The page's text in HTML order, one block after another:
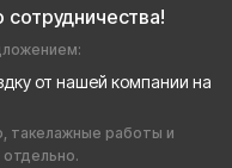
от нашей компании на
такелажные работы и